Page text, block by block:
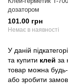
дозатором
101.00 грн
Немає в наявності
У даній
та купити клей за
товар можна
або зробити